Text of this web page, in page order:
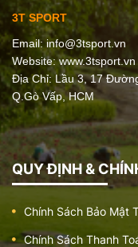
3T SPORT
Email:info@3tsport.vn
Website: www.3tsport.vn
Địa Chỉ: Lầu 3, 17
Q.Gò Vấp, HCM
QUY ĐỊNH &
Chính Sách Bảo Mật
Chính Sách Thanh